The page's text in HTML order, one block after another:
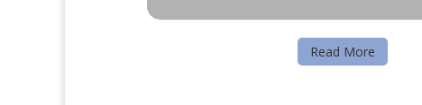
Read More